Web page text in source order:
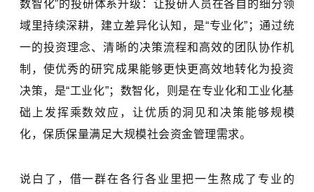
数智化”的投研体系升级：让投研人员在各自的细分领
域里持续深耕，建立差异化认知，是“专业化”；通过统
一的投资理念、清晰的决策流程和高效的团队协作机
制，使优秀的研究成果能够更快更高效地转化为投资
决策，是“工业化”；数智化，则是在专业化和工业化基
础上发挥乘数效应，让优质的洞见和决策能够规模
化，保质保量满足大规模社会资金管理需求。
说白了，借一群在各行各业里把一生熬成了专业的